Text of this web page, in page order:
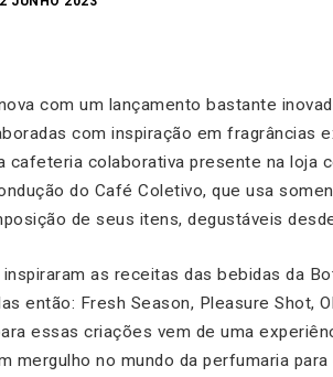
com um lançamento bastante
com inspiração em fragrâncias
cafeteria colaborativa presente na loja
do Café Coletivo, que usa
de seus itens, degustáveis
as receitas das bebidas da
então: Fresh Season, Pleasure Shot,
essas criações vem de uma
mergulho no mundo da perfumaria